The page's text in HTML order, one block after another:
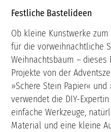
Festliche Bastelideen
Ob kleine Kunstwerke
für die vorweihnachtliche
Weihnachtsbaum –
Projekte von der
»Schere Stein Papier«
verwendet die DIY-
einfache Werkzeuge,
Material und eine kleine